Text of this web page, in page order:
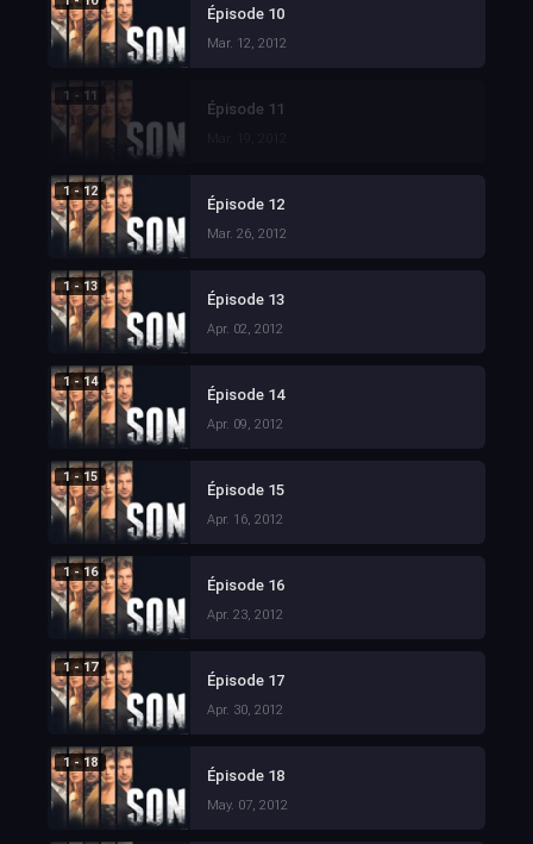
Épisode 10
Mar. 12, 2012
1 - 11
Épisode 11
1 - 12
Épisode 12
Mar. 26, 2012
1 - 13
Épisode 13
Apr. 02, 2012
1 - 14
Épisode 14
Apr. 09, 2012
1 - 15
Épisode 15
Apr. 16, 2012
1 - 16
Épisode 16
Apr. 23, 2012
1 - 17
Épisode 17
Apr. 30, 2012
1 - 18
Épisode 18
May. 07, 2012